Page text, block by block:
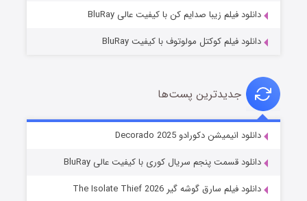
خاندان اژدها فصل ۳
دانلود فیلم زیبا صدایم کن با کیفیت عالی BluRay
دانلود فیلم کوکتل مولوتوف با کیفیت BluRay
جدیدترین پست‌ها
دانلود انیمیشن دکورادو Decorado 2025
دانلود قسمت پنجم سریال کوری با کیفیت عالی BluRay
دانلود فیلم سارق گوشه گیر The Isolate Thief 2026